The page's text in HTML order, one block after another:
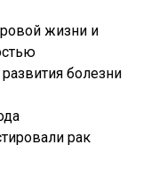
жизни и
болезни
рак